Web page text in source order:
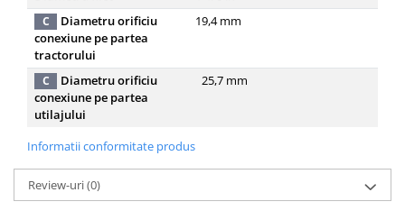
C
Diametru orificiu
conexiune pe partea
tractorului
19,4 mm
C
Diametru orificiu
conexiune pe partea
utilajului
25,7 mm
Informatii conformitate produs
Review-uri(0)